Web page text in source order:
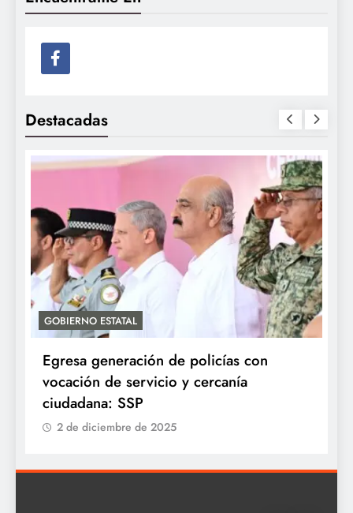
Destacadas
GOBIERNO ESTATAL
Egresa generación de policías con
vocación de servicio y cercanía
ciudadana: SSP
2 de diciembre de 2025